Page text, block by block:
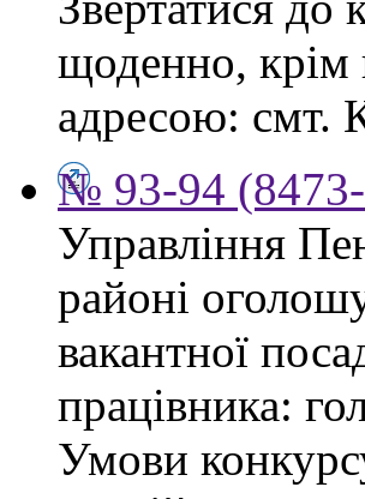
щоденно, крім
адресою: смт.
№ 93-94 (8473-
Управління
районі
вакантної
працівника:
Умови